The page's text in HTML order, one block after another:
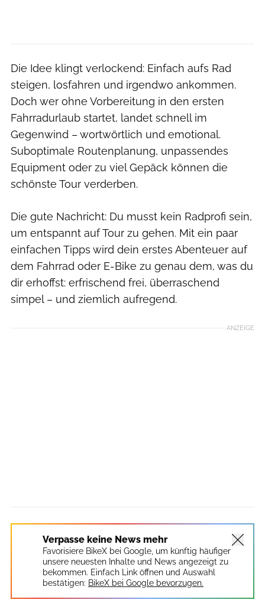
Die Idee klingt verlockend: Einfach aufs Rad
steigen, losfahren und irgendwo ankommen.
Doch wer ohne Vorbereitung in den ersten
Fahrradurlaub startet, landet schnell im
Gegenwind – wortwörtlich und emotional.
Suboptimale Routenplanung, unpassendes
Equipment oder zu viel Gepäck können die
schönste Tour verderben.
Die gute Nachricht: Du musst kein Radprofi sein,
um entspannt auf Tour zu gehen. Mit ein paar
einfachen Tipps wird dein erstes Abenteuer auf
dem Fahrrad oder E-Bike zu genau dem, was du
dir erhoffst: erfrischend frei, überraschend
simpel – und ziemlich aufregend.
ANZEIGE
Verpasse keine News mehr
Favorisiere BikeX bei Google, um künftig häufiger
unsere neuesten Inhalte und News angezeigt zu
bekommen. Einfach Link öffnen und Auswahl
bestätigen: BikeX bei Google bevorzugen.